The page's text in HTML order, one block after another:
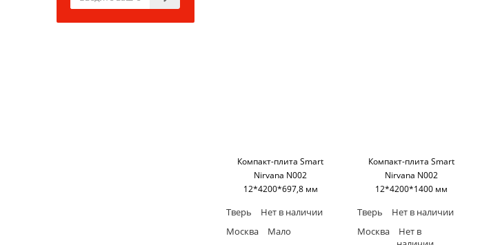
Компакт-плита Smart
Nirvana N002
12*4200*697,8 мм
основание) SM'art
Тверь
Нет в наличии
Москва
Мало
Компакт-плита Smart
Nirvana N002
12*4200*1400 мм
основание) SM'art
Тверь
Нет в наличии
Москва
Нет в